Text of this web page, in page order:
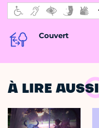
Couvert
À LIRE AUSSI